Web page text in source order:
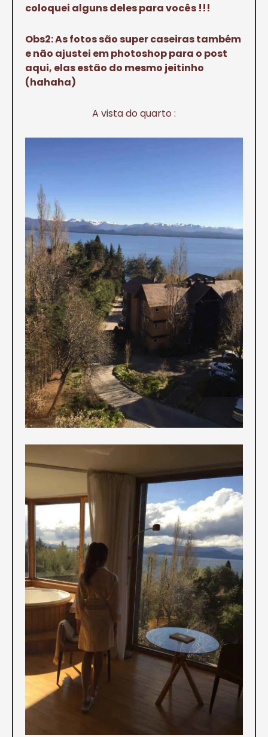
coloquei alguns deles para vocês !!!
Obs2: As fotos são super caseiras também
e não ajustei em photoshop para o post
aqui, elas estão do mesmo jeitinho
(hahaha)
A vista do quarto :